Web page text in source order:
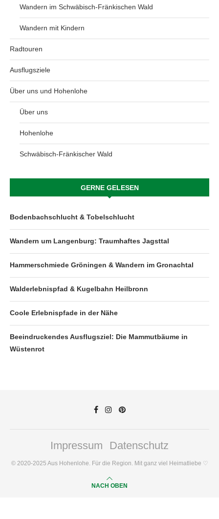
Wandern im Schwäbisch-Fränkischen Wald
Wandern mit Kindern
Radtouren
Ausflugsziele
Über uns und Hohenlohe
Über uns
Hohenlohe
Schwäbisch-Fränkischer Wald
GERNE GELESEN
Bodenbachschlucht & Tobelschlucht
Wandern um Langenburg: Traumhaftes Jagsttal
Hammerschmiede Gröningen & Wandern im Gronachtal
Walderlebnispfad & Kugelbahn Heilbronn
Coole Erlebnispfade in der Nähe
Beeindruckendes Ausflugsziel: Die Mammutbäume in
Wüstenrot
Impressum Datenschutz
© 2020-2025 Aus Hohenlohe. Für die Region. Mit ganz viel Heimatliebe ♡
NACH OBEN